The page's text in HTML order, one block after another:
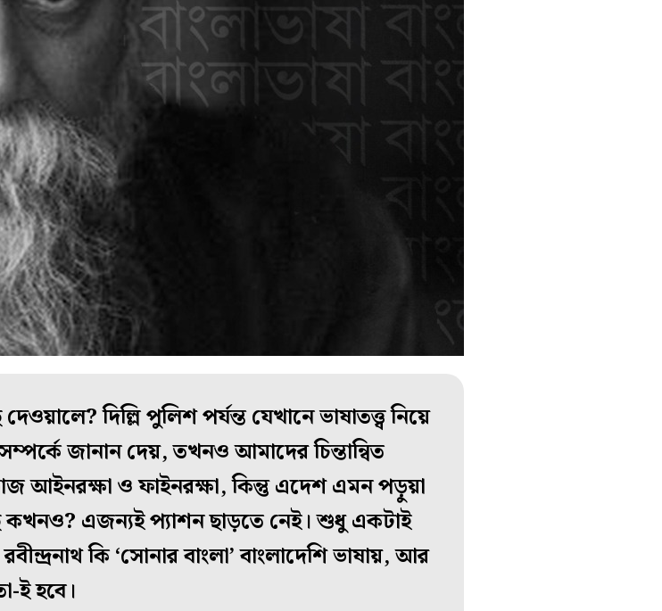
দিল্লি পুলিশ পর্যন্ত যেখানে ভাষাতত্ত্ব নিয়ে
জানান দেয়, তখনও আমাদের চিন্তান্বিত
আইনরক্ষা ও ফাইনরক্ষা, কিন্তু এদেশ এমন পড়ুয়া
কখনও? এজন্যই প্যাশন ছাড়তে নেই। শুধু একটাই
কি ‘সোনার বাংলা’ বাংলাদেশি ভাষায়, আর
ই হবে।